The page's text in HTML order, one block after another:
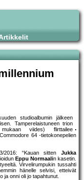
studioalbumin jälkeen
Tamperelaistuneen trion
mukaan viides) flirttailee
64 -tietokonepelien
2016: “Kauan sitten Jukka
Eppu Normaalin kasetin.
Virvelirumpukin tussahti
hänelle selvisi, etteivät
ja onni oli jo tapahtunut.